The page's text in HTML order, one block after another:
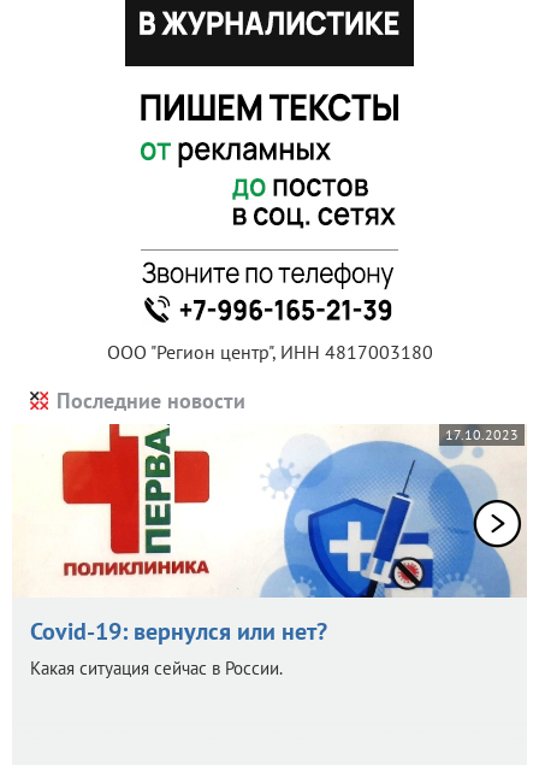
ООО "Регион центр", ИНН 4817003180
Последние новости
17.10.2023
Covid-19: вернулся или нет?
Какая ситуация сейчас в России.